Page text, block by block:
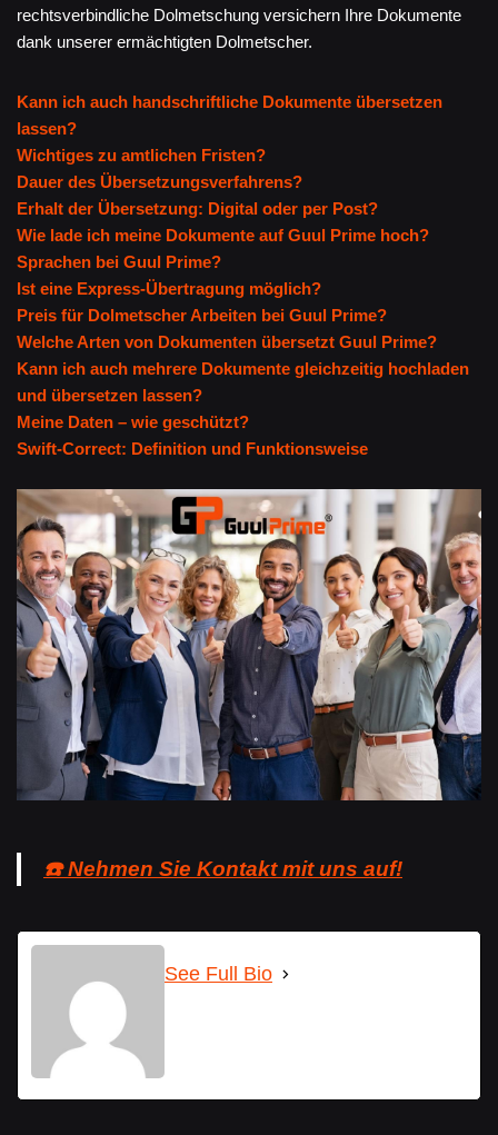
rechtsverbindliche Dolmetschung versichern Ihre Dokumente
dank unserer ermächtigten Dolmetscher.
Kann ich auch handschriftliche Dokumente übersetzen
lassen?
Wichtiges zu amtlichen Fristen?
Dauer des Übersetzungsverfahrens?
Erhalt der Übersetzung: Digital oder per Post?
Wie lade ich meine Dokumente auf Guul Prime hoch?
Sprachen bei Guul Prime?
Ist eine Express-Übertragung möglich?
Preis für Dolmetscher Arbeiten bei Guul Prime?
Welche Arten von Dokumenten übersetzt Guul Prime?
Kann ich auch mehrere Dokumente gleichzeitig hochladen
und übersetzen lassen?
Meine Daten – wie geschützt?
Swift-Correct: Definition und Funktionsweise
☎️ Nehmen Sie Kontakt mit uns auf!
See Full Bio